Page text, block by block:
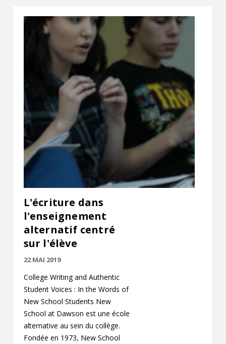
L'écriture dans
l'enseignement
alternatif centré
sur l'élève
22 MAI 2019
College Writing and Authentic
Student Voices : In the Words of
New School Students New
School at Dawson est une école
alternative au sein du collège.
Fondée en 1973, New School